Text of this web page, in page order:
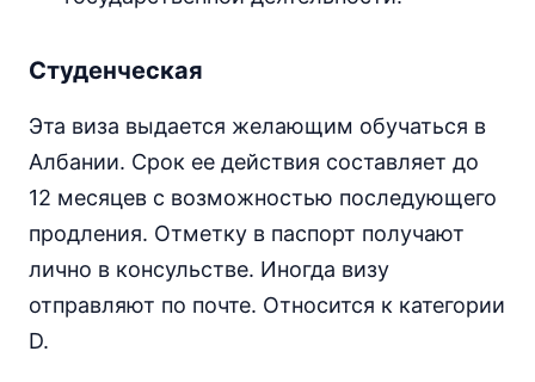
Студенческая
Эта виза выдается желающим обучаться в
Албании. Срок ее действия составляет до
12 месяцев с возможностью последующего
продления. Отметку в паспорт получают
лично в консульстве. Иногда визу
отправляют по почте. Относится к категории
D.